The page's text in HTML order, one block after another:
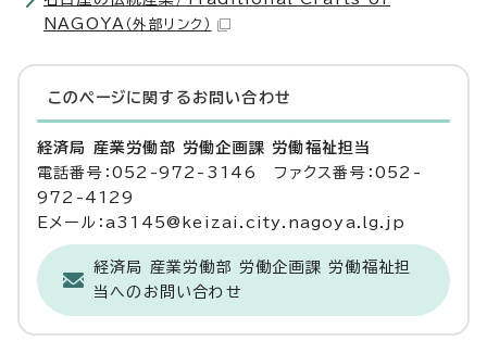
NAGOYA （外部リンク）
このページに関する お問い合わせ
経済局 産業労働部 労働企画課 労働福祉担当
電話番号：052-972-3146 ファクス番号：052-
972-4129
Eメール：a3145@keizai.city.nagoya.lg.jp
経済局 産業労働部 労働企画課 労働福祉担
当へのお問い合わせ